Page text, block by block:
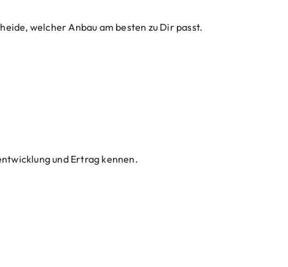
welcher Anbau am besten zu Dir passt.
und Ertrag kennen.